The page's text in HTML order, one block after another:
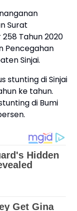
Surat
Tahun 2020
Pencegahan
Sinjai.
stunting di Sinjai
ke tahun.
di Bumi